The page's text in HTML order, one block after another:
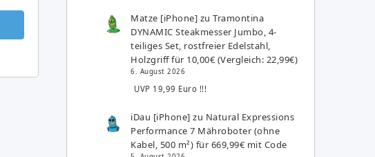
Matze [iPhone] zuTramontina
DYNAMIC Steakmesser Jumbo, 4-
teiliges Set, rostfreier Edelstahl,
Holzgriff für 10,00€ (Vergleich: 22,99€)
6. August 2026
UVP 19,99 Euro !!!
iDau [iPhone] zu Natural Expressions
Performance 7 Mähroboter (ohne
Kabel, 500 m²) für 669,99€ mit Code